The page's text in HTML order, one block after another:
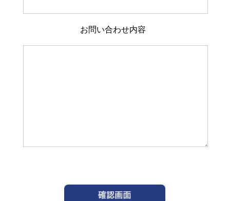
お問い合わせ内容